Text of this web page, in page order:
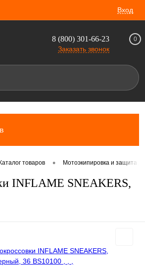
Вход
8 (800) 301-66-23
Заказать звонок
0
Каталог товаров • Мотоэкипировка и защита
INFLAME SNEAKERS,